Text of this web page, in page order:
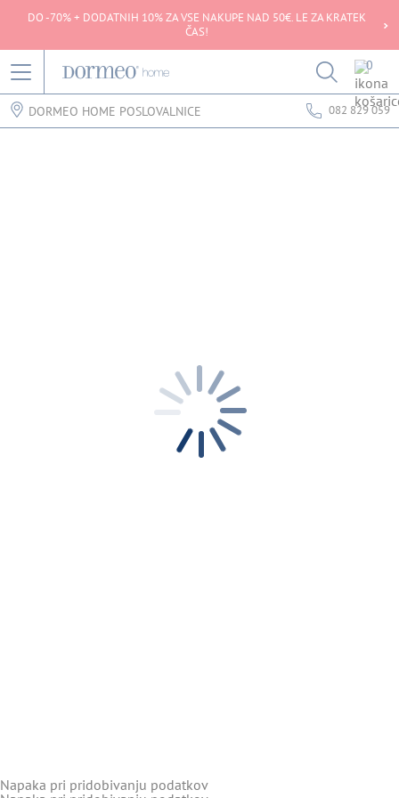
DO -70% + DODATNIH 10% ZA VSE NAKUPE NAD 50€. LE ZA KRATEK
ČAS!
0
DORMEO HOME POSLOVALNICE 082 829 059
Napaka pri pridobivanju podatkov